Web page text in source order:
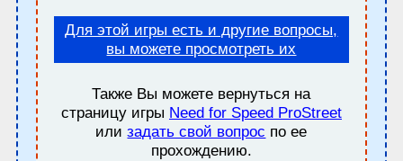
Для этой игры есть и другие вопросы,
вы можете просмотреть их
Также Вы можете вернуться на
страницу игры Need for Speed ProStreet
илизадать свой вопрос по ее
прохождению.